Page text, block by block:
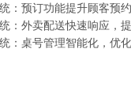
：预订功能提升顾客预
：外卖配送快速响应，提
：桌号管理智能化，优